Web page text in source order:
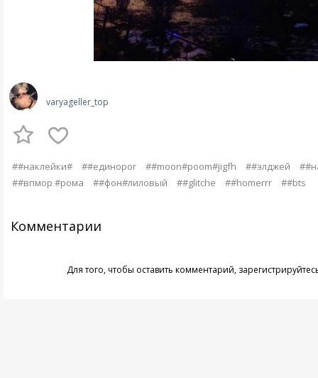
varyageller_top
##наклейки# ##единорог ##moon#poom#jigfh ##элджей
##впмор #рома
##фон#лиловый ##glitche ##homerrr ##bts
Комментарии
Для того, чтобы оставить комментарий,